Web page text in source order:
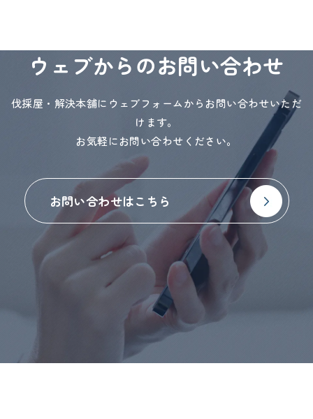
ウェブからのお問い合わせ
伐採屋・解決本舗にウェブフォームからお問い合わせいただ
けます。
お気軽にお問い合わせください。
お問い合わせはこちら